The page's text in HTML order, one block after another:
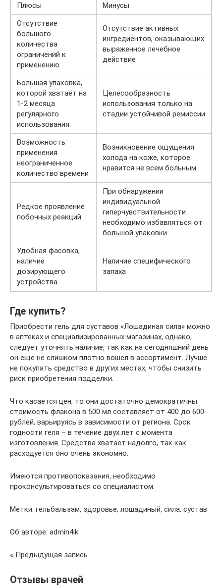
Плюсы
Минусы
Отсутствие
большого
количества
ограничений к
применению
Отсутствие активных
ингредиентов, оказывающих
выраженное лечебное
действие
Большая упаковка,
которой хватает на
1-2 месяца
регулярного
использования
Целесообразность
использования только на
стадии устойчивой ремиссии
Возможность
применения
неограниченное
количество времени
Возникновение ощущения
холода на коже, которое
нравится не всем больным
Редкое проявление
побочных реакций
При обнаружении
индивидуальной
гиперчувствительности
необходимо избавляться от
большой упаковки
Удобная фасовка,
наличие
дозирующего
устройства
Наличие специфического
запаха
Где купить?
Приобрести гель для суставов «Лошадиная сила» можно
в аптеках и специализированных магазинах, однако,
следует уточнять наличие, так как на сегодняшний день
он еще не слишком плотно вошел в ассортимент. Лучше
не покупать средство в других местах, чтобы снизить
риск приобретения подделки.
Что касается цен, то они достаточно демократичны:
стоимость флакона в 500 мл составляет от 400 до 600
рублей, варьируясь в зависимости от региона. Срок
годности геля – в течение двух лет с момента
изготовления. Средства хватает надолго, так как
расходуется оно очень экономно.
Имеются противопоказания, необходимо
проконсультироваться со специалистом.
Метки: гельбальзам, здоровье, лошадиный, сила, сустав
Об авторе: admin4ik
« Предыдущая запись
Отзывы врачей